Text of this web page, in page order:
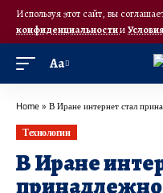
Используя этот сайт, вы
конфиденциальностии
Аа
Home » В Иране интернет стал
Технологии
В Иране